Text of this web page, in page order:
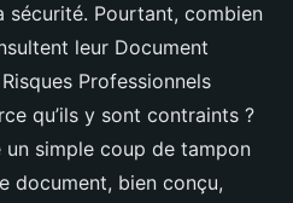
sécurité. Pourtant, combien
leur Document
Professionnels
qu’ils y sont contraints ?
un simple coup de tampon
document, bien conçu,